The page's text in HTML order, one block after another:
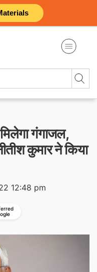
गंगाजल,
कुमार ने किया
12:48 pm